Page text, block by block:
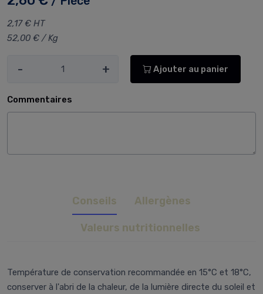
2,17 € HT
52,00 € / Kg
- + Ajouter au panier
Commentaires
Conseils Allergènes
Valeurs nutritionnelles
Température de conservation recommandée en 15°C et 18°C,
conserver à l'abri de la chaleur, de la lumière directe du soleil et